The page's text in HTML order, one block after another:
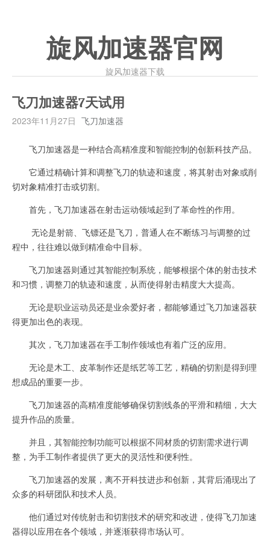
旋风加速器官网
旋风加速器下载
飞刀加速器7天试用
2023年11月27日 飞刀加速器
飞刀加速器是一种结合高精准度和智能控制的创新科技产品。
它通过精确计算和调整飞刀的轨迹和速度，将其射击对象或削
切对象精准打击或切割。
首先，飞刀加速器在射击运动领域起到了革命性的作用。
无论是射箭、飞镖还是飞刀，普通人在不断练习与调整的过
程中，往往难以做到精准命中目标。
飞刀加速器则通过其智能控制系统，能够根据个体的射击技术
和习惯，调整刀的轨迹和速度，从而使得射击精度大大提高。
无论是职业运动员还是业余爱好者，都能够通过飞刀加速器获
得更加出色的表现。
其次，飞刀加速器在手工制作领域也有着广泛的应用。
无论是木工、皮革制作还是纸艺等工艺，精确的切割是得到理
想成品的重要一步。
飞刀加速器的高精准度能够确保切割线条的平滑和精细，大大
提升作品的质量。
并且，其智能控制功能可以根据不同材质的切割需求进行调
整，为手工制作者提供了更大的灵活性和便利性。
飞刀加速器的发展，离不开科技进步和创新，其背后涌现出了
众多的科研团队和技术人员。
他们通过对传统射击和切割技术的研究和改进，使得飞刀加速
器得以应用在各个领域，并逐渐获得市场认可。